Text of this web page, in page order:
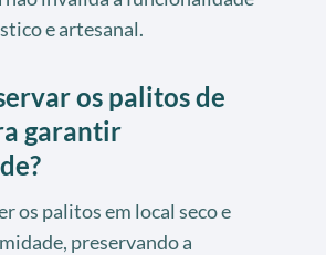
e artesanal.
os palitos de
garantir
os palitos em local seco e
preservando a